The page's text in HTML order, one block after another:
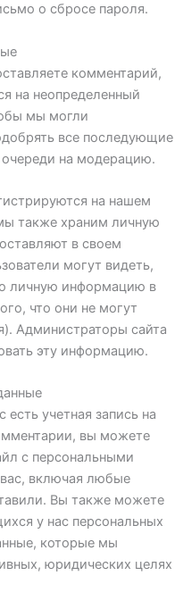
о сбросе пароля.
комментарий,
на неопределенный
мы могли
все последующие
на модерацию.
на нашем
также храним личную
в своем
могут видеть,
личную информацию в
что они не могут
Администраторы сайта
эту информацию.
есть учетная запись на
вы можете
с персональными
включая любые
Вы также можете
у нас персональных
которые мы
юридических целях